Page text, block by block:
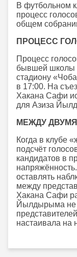
В футбольном
процесс
общем
ПРОЦЕСС
Процесс
бывшей школы
стадиону
в 17:00. На
Хакана Сафи
для Азиза
МЕЖДУ
Когда в клубе
подсчёт
кандидатов в
оставлять
между
Хакана Сафи
Йылдырыма не
настаивала на